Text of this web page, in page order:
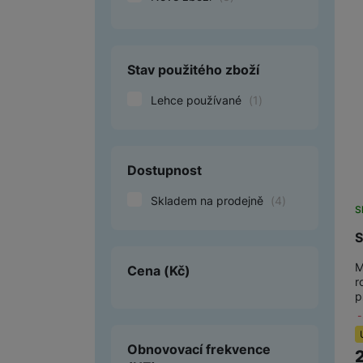
Ventilátory
Počítače a notebooky
Stav použitého zboží
Lehce používané (1 )
Dostupnost
Skladem na prodejně (4)
Cena (Kč)
Obnovovací frekvence